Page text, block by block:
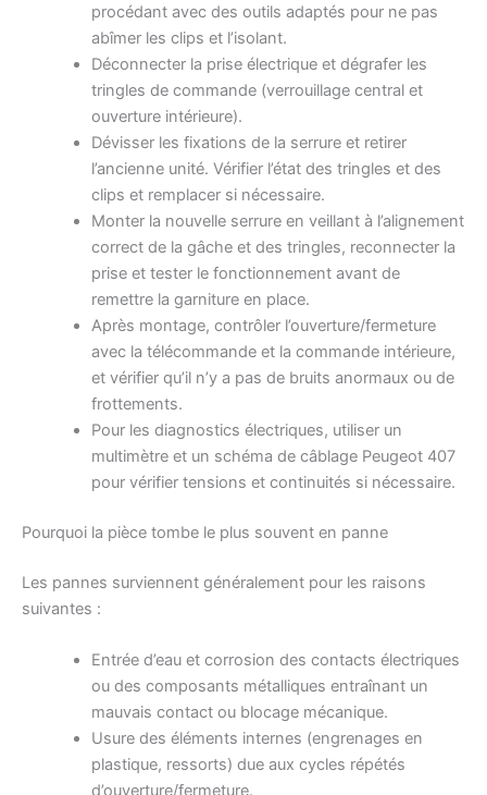
procédant avec des outils adaptés pour ne pas
abîmer les clips et l’isolant.
Déconnecter la prise électrique et dégrafer les
tringles de commande (verrouillage central et
ouverture intérieure).
Dévisser les fixations de la serrure et retirer
l’ancienne unité. Vérifier l’état des tringles et des
clips et remplacer si nécessaire.
Monter la nouvelle serrure en veillant à l’alignement
correct de la gâche et des tringles, reconnecter la
prise et tester le fonctionnement avant de
remettre la garniture en place.
Après montage, contrôler l’ouverture/fermeture
avec la télécommande et la commande intérieure,
et vérifier qu’il n’y a pas de bruits anormaux ou de
frottements.
Pour les diagnostics électriques, utiliser un
multimètre et un schéma de câblage Peugeot 407
pour vérifier tensions et continuités si nécessaire.
Pourquoi la pièce tombe le plus souvent en panne
Les pannes surviennent généralement pour les raisons
suivantes :
Entrée d’eau et corrosion des contacts électriques
ou des composants métalliques entraînant un
mauvais contact ou blocage mécanique.
Usure des éléments internes (engrenages en
plastique, ressorts) due aux cycles répétés
d’ouverture/fermeture.